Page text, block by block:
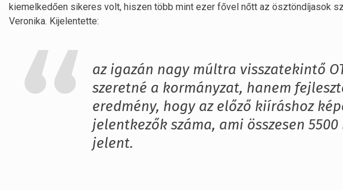
kiemelkedően sikeres volt, hiszen több mint ezer fővel nőtt az ösztöndíjasok
Veronika. Kijelentette:
az igazán nagy múltra visszatekintő
szeretné a kormányzat, hanem
eredmény, hogy az előző kiíráshoz
jelentkezők száma, ami összesen
jelent.